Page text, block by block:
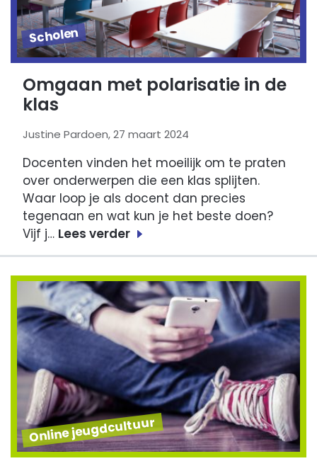
Scholen
Omgaan met polarisatie in de
klas
Justine Pardoen, 27 maart 2024
Docenten vinden het moeilijk om te praten
over onderwerpen die een klas splijten.
Waar loop je als docent dan precies
tegenaan en wat kun je het beste doen?
Vijf j… Lees verder
Online jeugdcultuur